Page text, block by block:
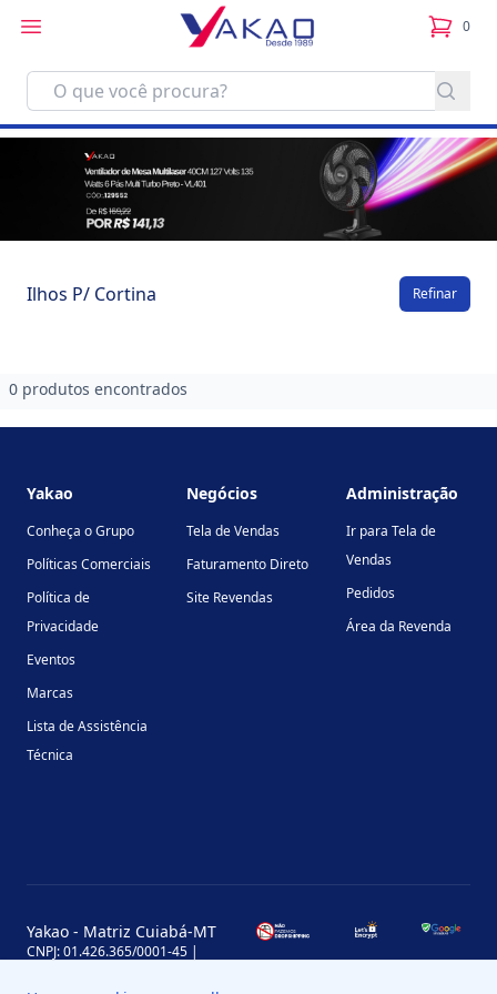
0
itens
Ilhos P/ Cortina Refinar
0 produtos encontrados
Yakao
Conheça o Grupo
Políticas Comerciais
Política de
Privacidade
Eventos
Marcas
Lista de Assistência
Técnica
Negócios
Tela de Vendas
Faturamento Direto
Site Revendas
Administração
Ir para Tela de
Vendas
Pedidos
Área da Revenda
Yakao - Matriz Cuiabá-MT
CNPJ: 01.426.365/0001-45 |